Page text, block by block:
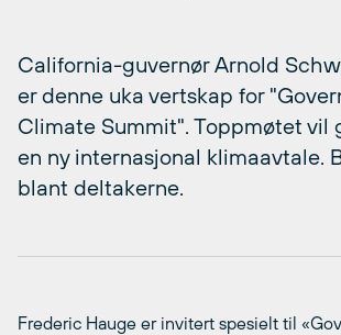
California-guvernør Arnold
er denne uka vertskap for
Climate Summit". Toppmøtet vil
en ny internasjonal klimaavtale.
blant deltakerne.
Frederic Hauge er invitert spesielt til